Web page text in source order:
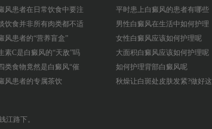
风患者在日常饮食中要注
饮食并非所有肉类都不适
风患者的“营养盲盒”
素C是白癜风的“天敌”吗
类食物竟然是白癜风“催
风患者的专属茶饮
平时患上白癜风的患者有哪些
男性白癜风在生活中如何护理
女性白癜风应该如何护理呢
大面积白癜风应该如何护理呢
如何护理背部白癜风呢
秋燥让白斑处皮肤发紧?做好这
江路下。